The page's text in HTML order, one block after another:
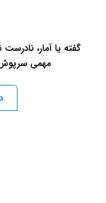
گفته یا آمار،
مهمی سرپوش